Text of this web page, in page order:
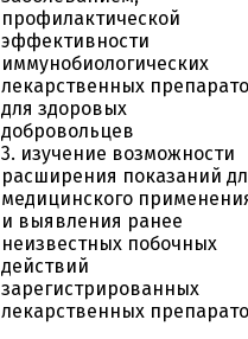
профилактической
эффективности
иммунобиологических
лекарственных
для здоровых
добровольцев
3. изучение возможности
расширения показаний
медицинского
и выявления ранее
неизвестных побочных
действий
зарегистрированных
лекарственных